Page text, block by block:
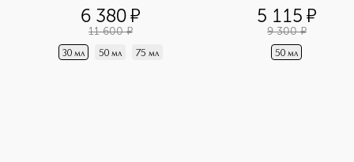
сыворотка
6 380¤
11 600 ¤
30 мл 50 мл 75 мл
антиоксидантами
5 115 ¤
9 300 ¤
50 мл